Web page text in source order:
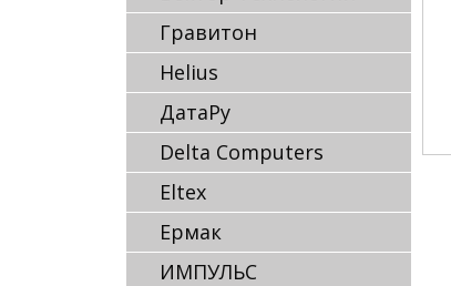
Гравитон
Helius
ДатаРу
Delta Computers
Eltex
Ермак
ИМПУЛЬС